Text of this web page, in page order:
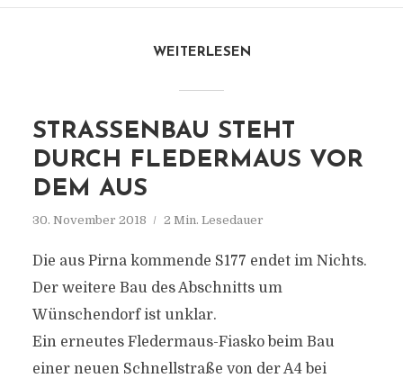
WEITERLESEN
STRASSENBAU STEHT D
URCH FLEDERMAUS VOR D
EM AUS
30. November 2018 2 Min. Lesedauer
Die aus Pirna kommende S177 endet im Nichts.
Der weitere Bau des Abschnitts um
Wünschendorf ist unklar.
Ein erneutes Fledermaus-Fiasko beim Bau
einer neuen Schnellstraße von der A4 bei